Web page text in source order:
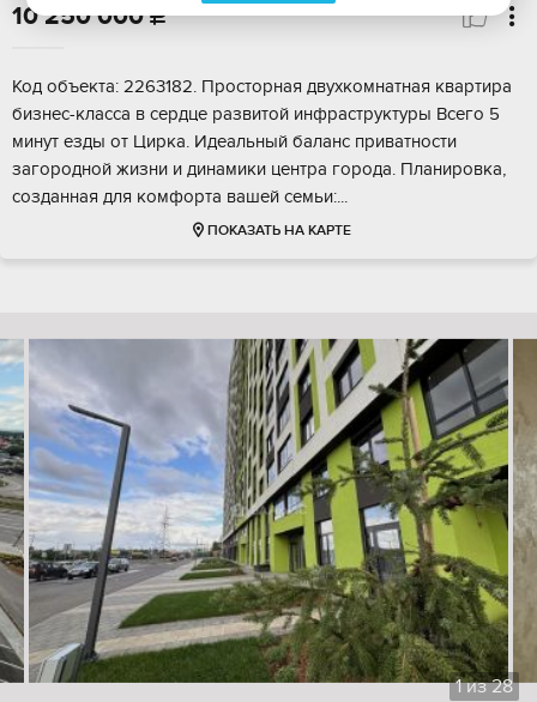
10 250 000
Код объекта: 2263182. Просторная двухкомнатная квартира
бизнес-класса в сердце развитой инфраструктуры Всего 5
минут езды от Цирка. Идеальный баланс приватности
загородной жизни и динамики центра города. Планировка,
созданная для комфорта вашей семьи:...
ПОКАЗАТЬ НА КАРТЕ
1из28